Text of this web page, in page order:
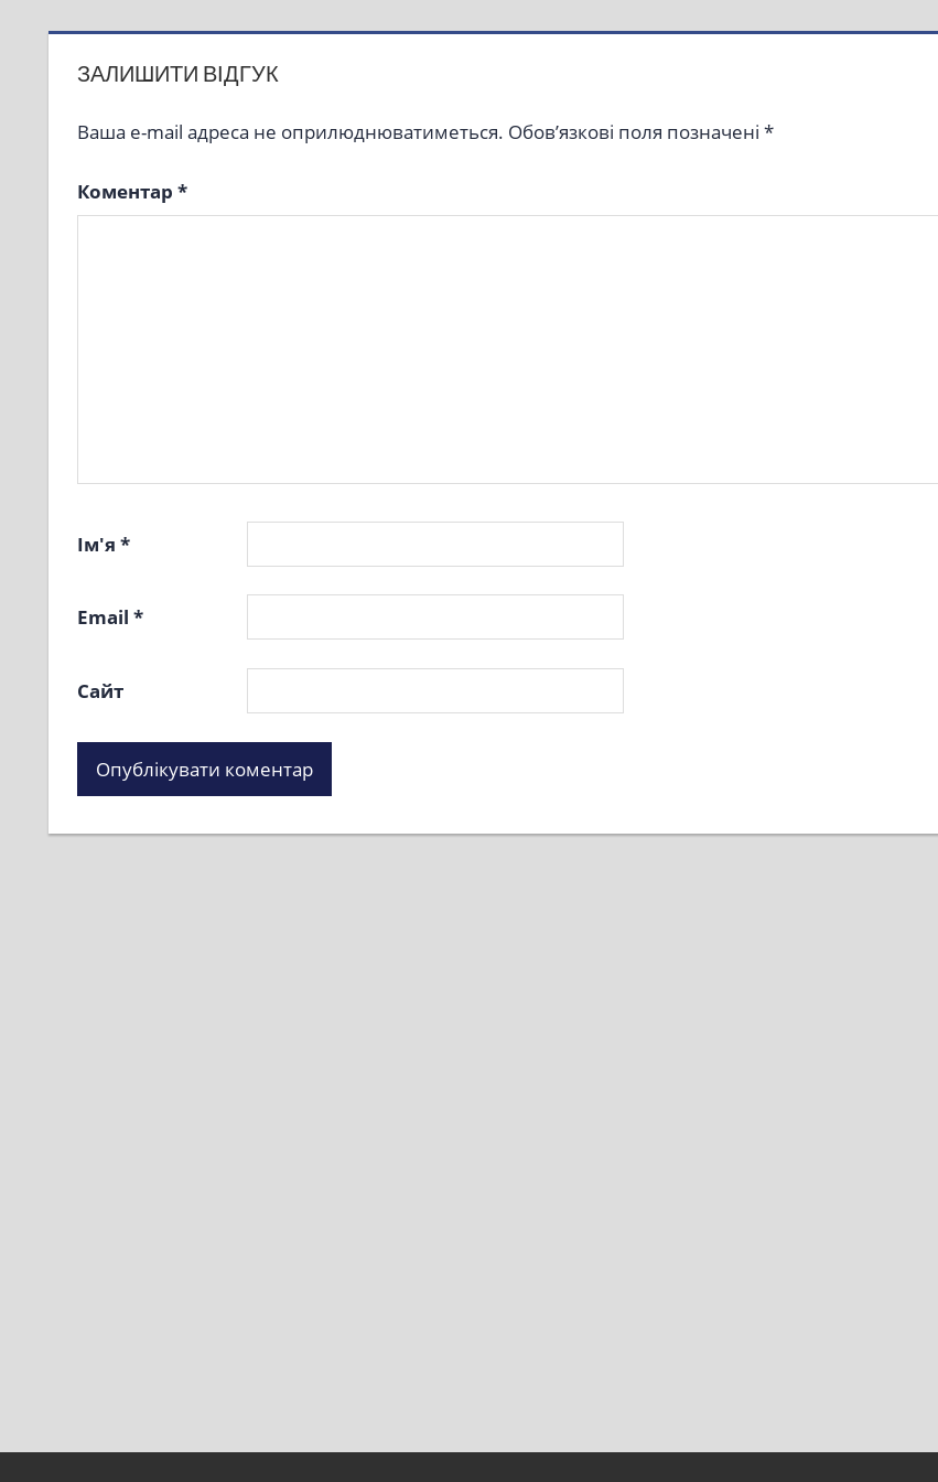
ЗАЛИШИТИ ВІДГУК
Ваша e-mail адреса не оприлюднюватиметься. Обов’язкові поля позначені *
Коментар *
Ім'я *
Email *
Сайт